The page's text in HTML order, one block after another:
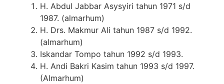
H. Abdul Jabbar Asysyiri tahun 1971 s/d
1987. (almarhum)
H. Drs. Makmur Ali tahun 1987 s/d 1992.
(almarhum)
Iskandar Tompo tahun 1992 s/d 1993.
H. Andi Bakri Kasim tahun 1993 s/d 1997.
(Almarhum)